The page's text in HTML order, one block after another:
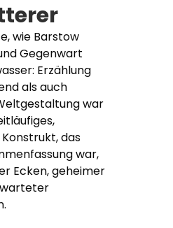
wie Barstow
Gegenwart
Erzählung
als auch
war
das
war,
Ecken, geheimer